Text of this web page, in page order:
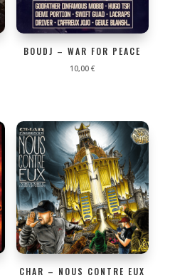
BOUDJ – WAR FOR PEACE
10,00 €
CHAR – NOUS CONTRE EUX